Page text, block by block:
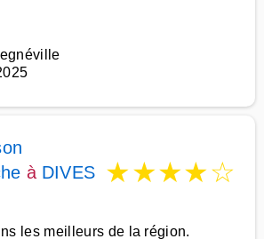
à DIVES ★★★★☆
les meilleurs de la région.